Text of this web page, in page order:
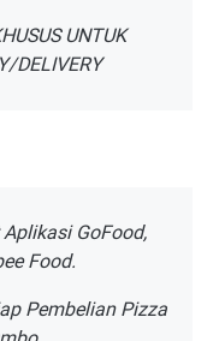
UNTUK
DELIVERY
GoFood,
Food.
Pembelian Pizza